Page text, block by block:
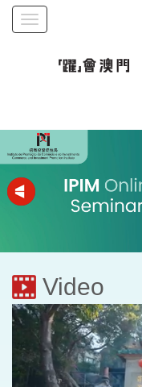
Toggle
Video